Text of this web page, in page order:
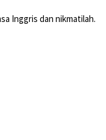
Inggris dan nikmatilah.